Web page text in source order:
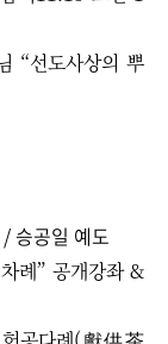
“선도사상의 뿌
승공일 예도
례” 공개강좌 &